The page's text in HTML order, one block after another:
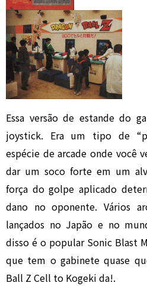
Essa versão de estande do
joystick. Era um tipo de
espécie de arcade onde você
dar um soco forte em um
força do golpe aplicado
dano no oponente. Vários
lançados no Japão e no
disso é o popular Sonic Blast
que tem o gabinete quase
Ball Z Cell to Kogeki da!.